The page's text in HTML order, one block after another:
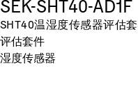
SEK-SHT40-AD1F
SHT40温湿度传感器评估套
评估套件
湿度传感器